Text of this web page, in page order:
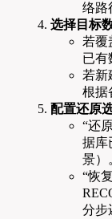
络路
选择目标
若覆
已有
若新
根据
配置还原
“还
据库
景）
“恢
分步